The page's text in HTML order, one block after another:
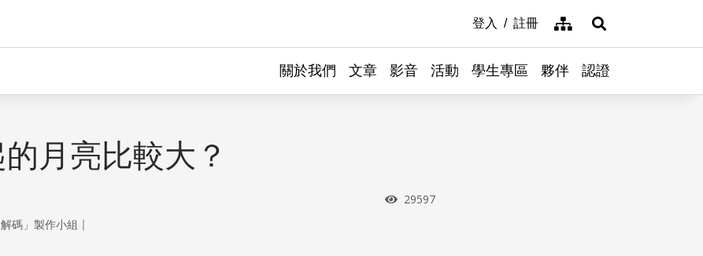
登入 註冊 網站導覽展開搜尋
關於我們 文章 影音 活動 學生專區 夥伴 認證
月亮比較大？
瀏覽次數
29597
碼」製作小組 ｜